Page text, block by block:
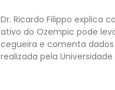
Dr. Ricardo Filippo explica
ativo do Ozempic pode
cegueira e comenta dados
realizada pela Universidade